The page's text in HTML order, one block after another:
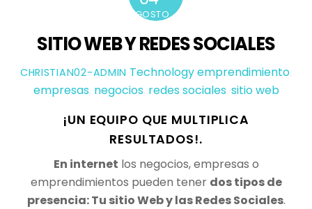
AGOSTO
SITIO WEB Y REDES SOCIALES
CHRISTIAN02-ADMIN Technologyemprendimiento
empresas negocios redes sociales sitio web
¡UN EQUIPO QUE MULTIPLICA
RESULTADOS!.
En internet los negocios, empresas o
emprendimientos pueden tener dos tipos de
presencia: Tu sitio Web y las Redes Sociales.